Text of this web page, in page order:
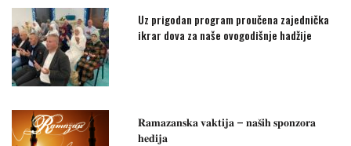
Uz prigodan program proučena zajednička
ikrar dova za naše ovogodišnje hadžije
𝐑𝐚𝐦𝐚𝐳𝐚𝐧𝐬𝐤𝐚 𝐯𝐚𝐤𝐭𝐢𝐣𝐚 – 𝐧𝐚𝐬̌𝐢𝐡 𝐬𝐩𝐨𝐧𝐳𝐨𝐫𝐚
𝐡𝐞𝐝𝐢𝐣𝐚